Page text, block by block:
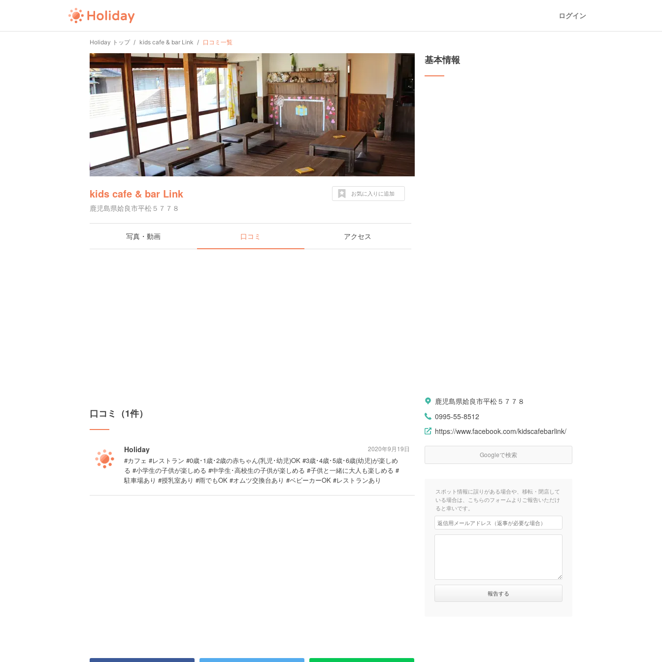
ログイン
Holiday トップ kids cafe & bar Link 口コミ一覧
kids cafe & bar Link
鹿児島県姶良市平松５７７８
お気に入りに追加
写真・動画 口コミ アクセス
口コミ（1件）
Holiday
#カフェ #レストラン #0歳･1歳･2歳の赤ちゃん(乳児･幼児)OK #3歳･4歳･5歳･6歳(幼児)が楽しめ
る #小学生の子供が楽しめる #中学生･高校生の子供が楽しめる #子供と一緒に大人も楽しめる #
駐車場あり #授乳室あり #雨でもOK #オムツ交換台あり #ベビーカーOK #レストランあり
2020年9月19日
基本情報
鹿児島県姶良市平松５７７８
0995-55-8512
https://www.facebook.com/kidscafebarlink/
Googleで検索
スポット情報に誤りがある場合や、移転・閉店して
いる場合は、こちらのフォームよりご報告いただけ
ると幸いです。